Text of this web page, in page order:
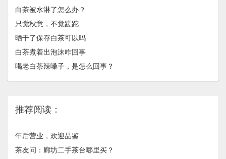
白茶被水淋了怎么办？
只觉秋意，不觉蹉跎
晒干了保存白茶可以吗
白茶煮着出泡沫咋回事
喝老白茶辣嗓子，是怎么回事？
推荐阅读：
年后营业，欢迎品鉴
茶友问：廊坊二手茶台哪里买？